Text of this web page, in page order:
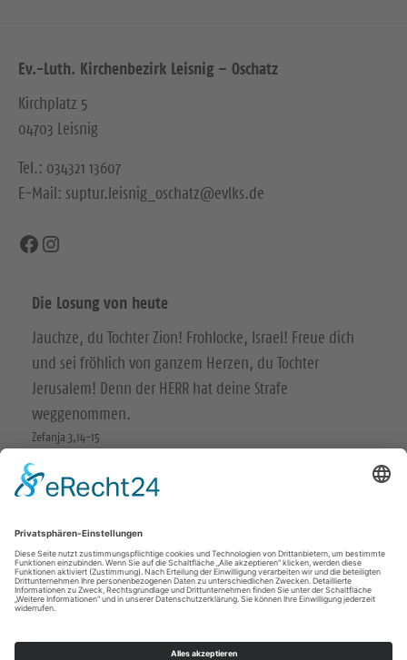
Ev.-Luth. Kirchenbezirk Leisnig – Oschatz
Kirchplatz 5
04703 Leisnig
Tel.: 034321 13607
E-Mail: suptur.leisnig_oschatz@evlks.de
Facebook
Instagram
Die Losung von heute
Jauchze, du Tochter Zion! Frohlocke, Israel! Freue dich
und sei fröhlich von ganzem Herzen, du Tochter
Jerusalem! Denn der HERR hat deine Strafe
weggenommen.
Zefanja 3,14-15
Christus ist gekommen und hat im Evangelium Frieden
verkündigt euch, die ihr fern wart, und Frieden denen,
Epheser 2,17
© Evangelische Brüder-Unität – Herrnhuter Brüdergemeine
Weitere Informationen finden Sie hier